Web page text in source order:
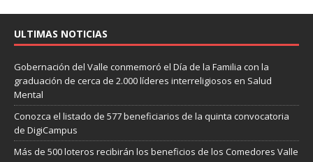
ULTIMAS NOTICIAS
Gobernación del Valle conmemoró el Día de la Familia con la
graduación de cerca de 2.000 líderes interreligiosos en Salud
Mental
Conozca el listado de 577 beneficiarios de la quinta convocatoria
de DigiCampus
Más de 500 loteros recibirán los beneficios de los Comedores Valle